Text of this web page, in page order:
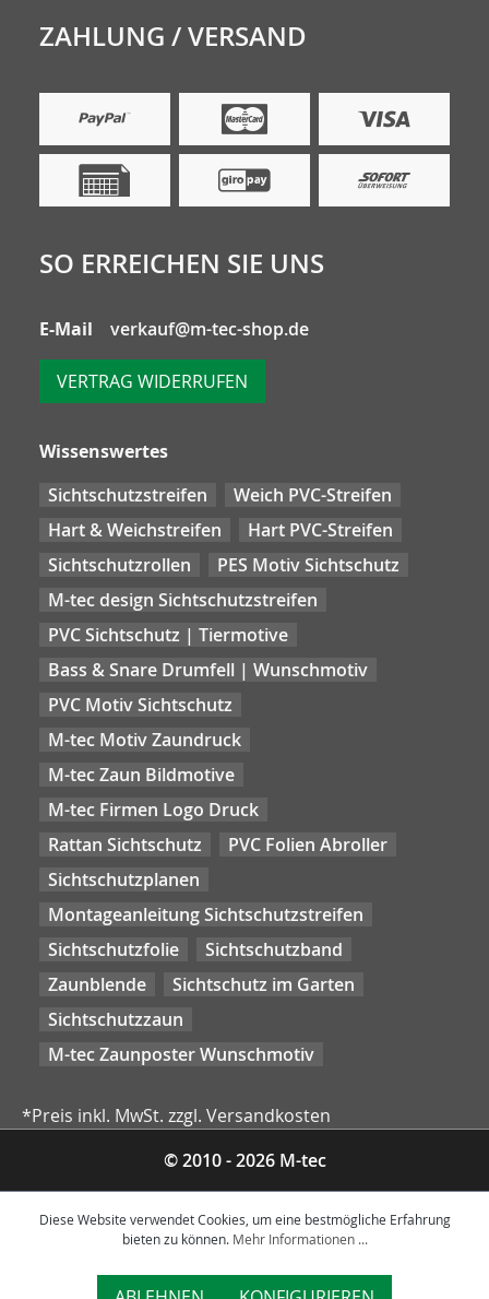
ZAHLUNG / VERSAND
SO ERREICHEN SIE UNS
E-Mail verkauf@m-tec-shop.de
VERTRAG WIDERRUFEN
Wissenswertes
Sichtschutzstreifen
Weich PVC-Streifen
Hart & Weichstreifen
Hart PVC-Streifen
Sichtschutzrollen
PES Motiv Sichtschutz
M-tec design Sichtschutzstreifen
PVC Sichtschutz | Tiermotive
Bass & Snare Drumfell | Wunschmotiv
PVC Motiv Sichtschutz
M-tec Motiv Zaundruck
M-tec Zaun Bildmotive
M-tec Firmen Logo Druck
Rattan Sichtschutz
PVC Folien Abroller
Sichtschutzplanen
Montageanleitung Sichtschutzstreifen
Sichtschutzfolie
Sichtschutzband
Zaunblende
Sichtschutz im Garten
Sichtschutzzaun
M-tec Zaunposter Wunschmotiv
*Preis inkl. MwSt. zzgl. Versandkosten
© 2010 - 2026 M-tec
Diese Website verwendet Cookies, um eine bestmögliche Erfahrung
bieten zu können. Mehr Informationen ...